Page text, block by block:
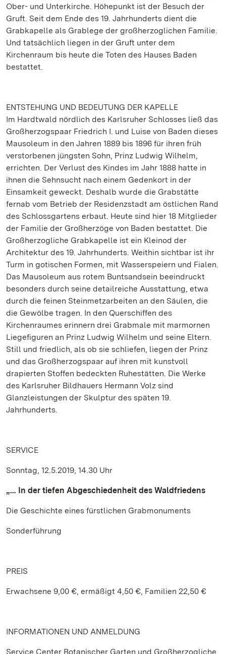
Ober- und Unterkirche. Höhepunkt ist der Besuch der
Gruft. Seit dem Ende des 19. Jahrhunderts dient die
Grabkapelle als Grablege der großherzoglichen Familie.
Und tatsächlich liegen in der Gruft unter dem
Kirchenraum bis heute die Toten des Hauses Baden
bestattet.
ENTSTEHUNG UND BEDEUTUNG DER KAPELLE
Im Hardtwald nördlich des Karlsruher Schlosses ließ das
Großherzogspaar Friedrich I. und Luise von Baden dieses
Mausoleum in den Jahren 1889 bis 1896 für ihren früh
verstorbenen jüngsten Sohn, Prinz Ludwig Wilhelm,
errichten. Der Verlust des Kindes im Jahr 1888 hatte in
ihnen die Sehnsucht nach einem Gedenkort in der
Einsamkeit geweckt. Deshalb wurde die Grabstätte
fernab vom Betrieb der Residenzstadt am östlichen Rand
des Schlossgartens erbaut. Heute sind hier 18 Mitglieder
der Familie der Großherzöge von Baden bestattet. Die
Großherzogliche Grabkapelle ist ein Kleinod der
Architektur des 19. Jahrhunderts. Weithin sichtbar ist ihr
Turm in gotischen Formen, mit Wasserspeiern und Fialen.
Das Mausoleum aus rotem Buntsandsein beeindruckt
besonders durch seine detailreiche Ausstattung, etwa
durch die feinen Steinmetzarbeiten an den Säulen, die
die Gewölbe tragen. In den Querschiffen des
Kirchenraumes erinnern drei Grabmale mit marmornen
Liegefiguren an Prinz Ludwig Wilhelm und seine Eltern.
Still und friedlich, als ob sie schliefen, liegen der Prinz
und das Großherzogspaar auf ihren mit kunstvoll
drapierten Stoffen bedeckten Ruhestätten. Die Werke
des Karlsruher Bildhauers Hermann Volz sind
Glanzleistungen der Skulptur des späten 19.
Jahrhunderts.
SERVICE
Sonntag, 12.5.2019, 14.30 Uhr
„… In der tiefen Abgeschiedenheit des Waldfriedens
Die Geschichte eines fürstlichen Grabmonuments
Sonderführung
PREIS
Erwachsene 9,00 €, ermäßigt 4,50 €, Familien 22,50 €
INFORMATIONEN UND ANMELDUNG
Service Center Botanischer Garten und Großherzogliche